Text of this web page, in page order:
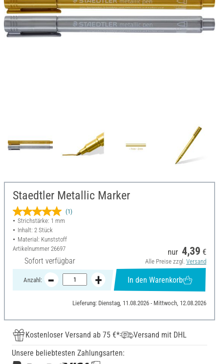
Staedtler Metallic Marker
(1)
Strichstärke: 1 mm
Inhalt: 2 Stück
Material: Kunststoff
Artikelnummer 26697
Sofort verfügbar
nur 4,39 €
Alle Preise zzgl. Versand
Anzahl: In den Warenkorb
Lieferung: Dienstag, 11.08.2026 - Mittwoch, 12.08.2026
Kostenloser Versand ab 75 €*
Versand mit DHL
Unsere beliebtesten Zahlungsarten: